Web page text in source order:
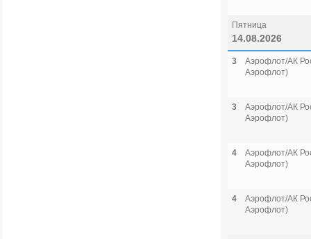
Пятница
14.08.2026
3
Аэрофлот/АК
Аэрофлот)
3
Аэрофлот/АК
Аэрофлот)
4
Аэрофлот/АК
Аэрофлот)
4
Аэрофлот/АК
Аэрофлот)